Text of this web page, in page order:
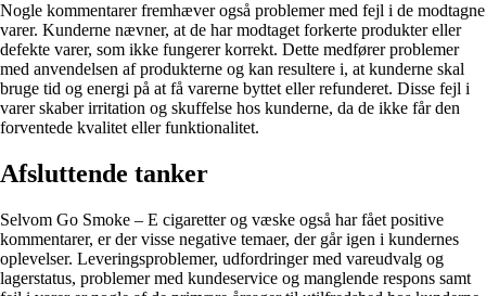
Nogle kommentarer fremhæver også problemer med fejl i de modtagne
varer. Kunderne nævner, at de har modtaget forkerte produkter eller
defekte varer, som ikke fungerer korrekt. Dette medfører problemer
med anvendelsen af produkterne og kan resultere i, at kunderne skal
bruge tid og energi på at få varerne byttet eller refunderet. Disse fejl i
varer skaber irritation og skuffelse hos kunderne, da de ikke får den
forventede kvalitet eller funktionalitet.
Afsluttende tanker
Selvom Go Smoke – E cigaretter og væske også har fået positive
kommentarer, er der visse negative temaer, der går igen i kundernes
oplevelser. Leveringsproblemer, udfordringer med vareudvalg og
lagerstatus, problemer med kundeservice og manglende respons samt